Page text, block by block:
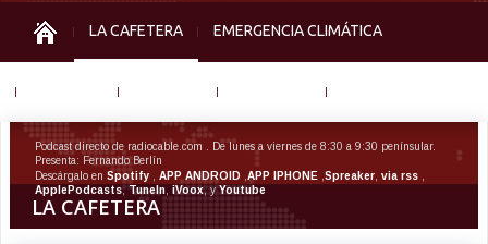
LA CAFETERA EMERGENCIA CLIMÁTICA
LA CAFETERA
Podcast directo de radiocable.com . De lunes a viernes de 8:30 a 9:30 penínsular.
Presenta: Fernando Berlín
Descárgalo en Spotify APP ANDROID APP IPHONE Spreaker via rss
ApplePodcasts,TuneIn iVoox , yYoutube